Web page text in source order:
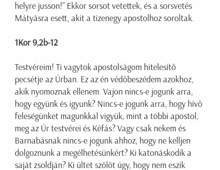
helyre jusson!” Ekkor sorsot vetettek, és a sorsvetés
Mátyásra esett, akit a tizenegy apostolhoz soroltak.
1Kor 9,2b-12
Testvéreim! Ti vagytok apostolságom hitelesítő
pecsétje az Úrban. Ez az én védőbeszédem azokhoz,
akik nyomoznak ellenem. Vajon nincs-e jogunk arra,
hogy együnk és igyunk? Nincs-e jogunk arra, hogy hívő
feleségünket magunkkal vigyük, mint a többi apostol,
meg az Úr testvérei és Kéfás? Vagy csak nekem és
Barnabásnak nincs-e jogunk ahhoz, hogy ne kelljen
dolgoznunk a megélhetésünkért? Ki katonáskodik a
saját zsoldján? Ki ültet szőlőt úgy, hogy nem eszik